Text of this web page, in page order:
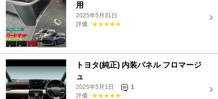
用
2025年5月31日
評価 : ★★★★★
トヨタ(純正) 内装パネル フロマージ
ュ
2025年5月1日
1
評価 : ★★★★★